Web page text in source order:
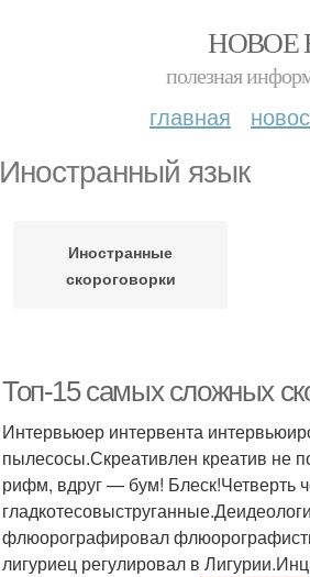
НОВОЕ
полезная
главная
Иностранный язык
Иностранные
скороговорки
Топ-15 самых сложных
Интервьюер интервента
пылесосы.Скреативлен креатив не
рифм, вдруг — бум! Блеск!Четверть
флюорографировал
лигуриец регулировал в